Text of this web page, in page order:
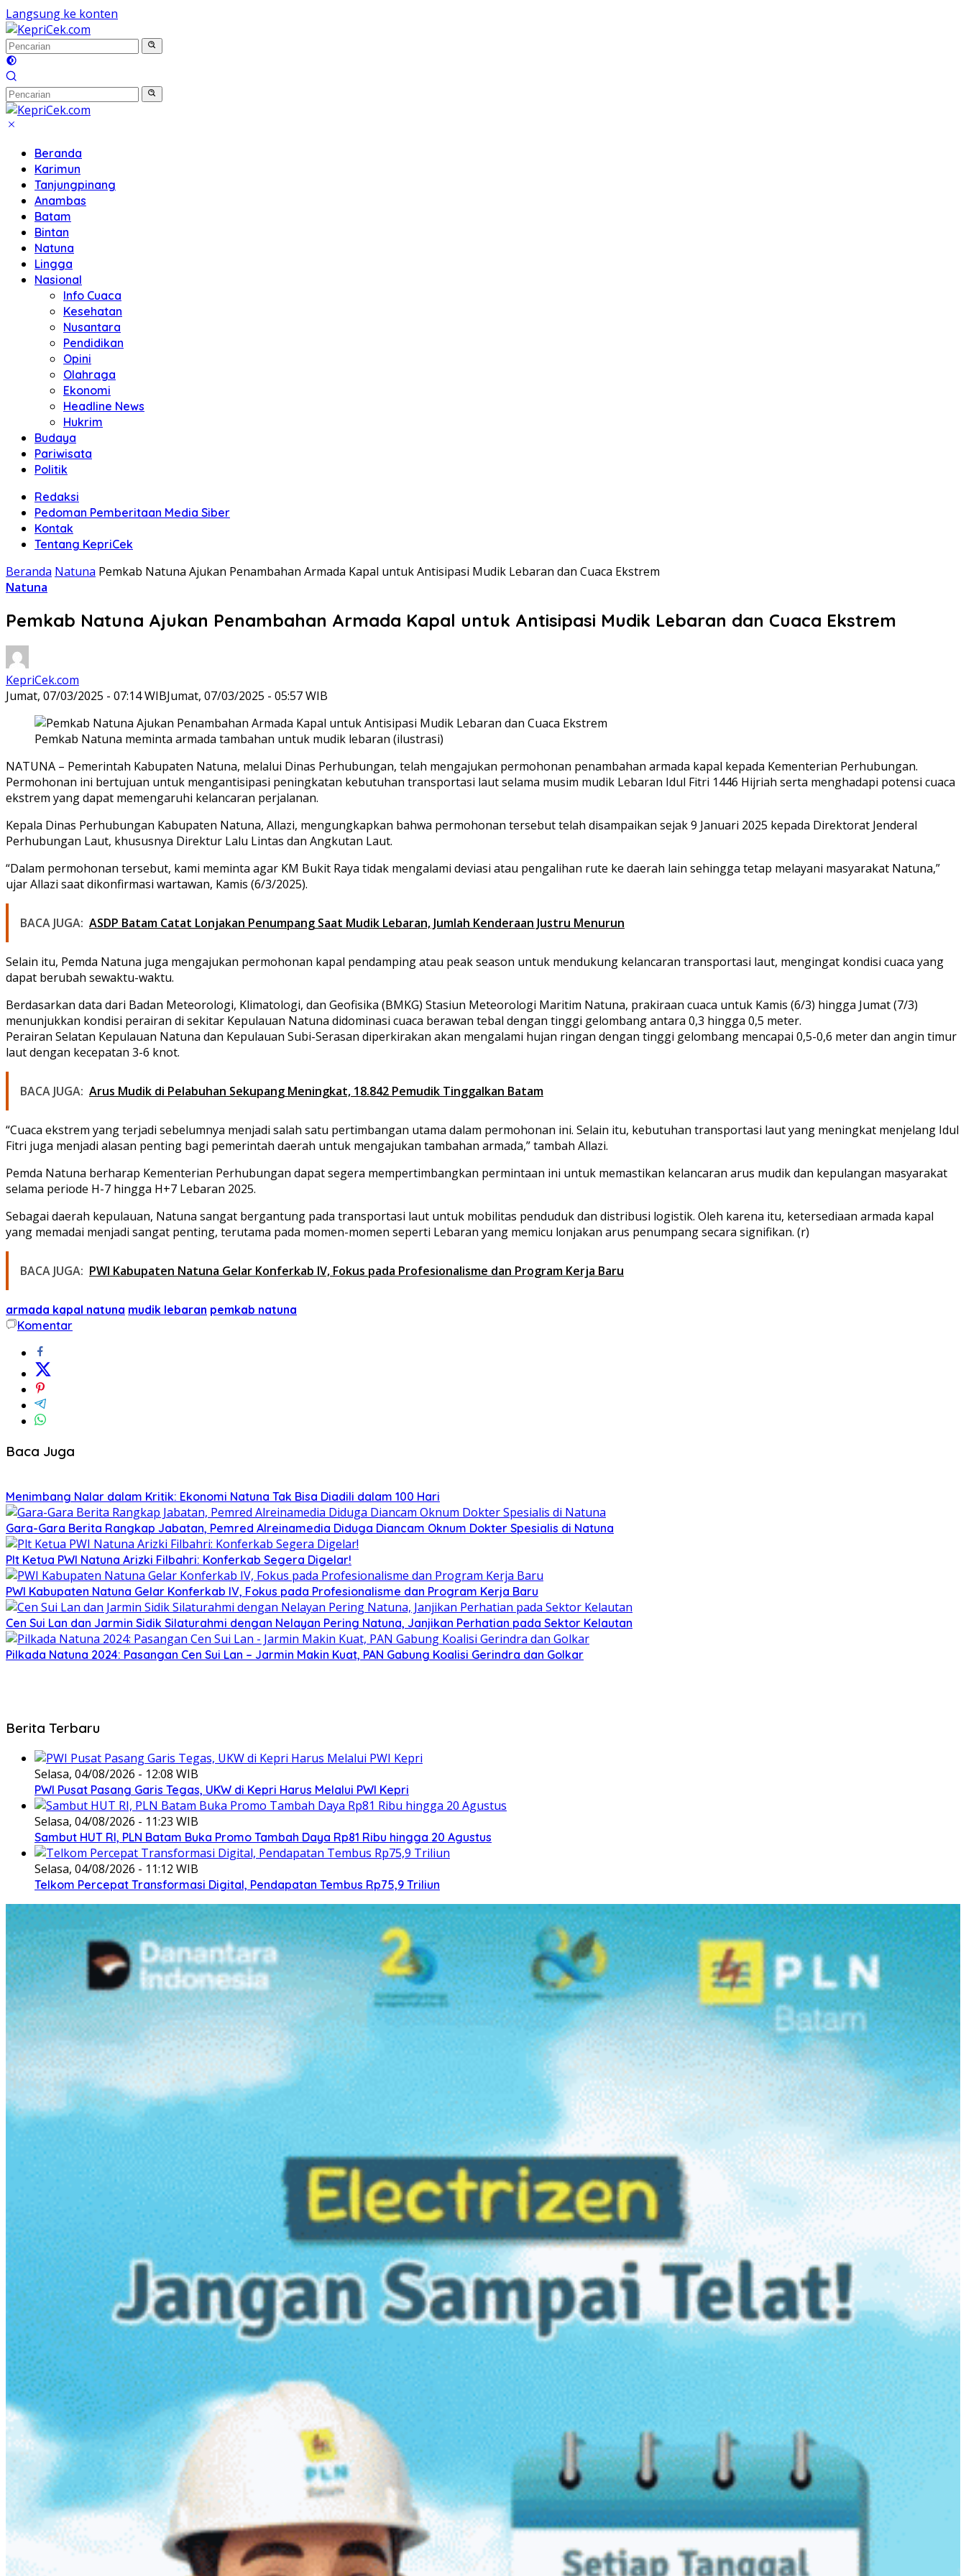
Langsung ke konten
Beranda
Karimun
Tanjungpinang
Anambas
Batam
Bintan
Natuna
Lingga
Nasional
Info Cuaca
Kesehatan
Nusantara
Pendidikan
Opini
Olahraga
Ekonomi
Headline News
Hukrim
Budaya
Pariwisata
Politik
Redaksi
Pedoman Pemberitaan Media Siber
Kontak
Tentang KepriCek
Beranda Natuna Pemkab Natuna Ajukan Penambahan Armada Kapal untuk Antisipasi Mudik Lebaran dan Cuaca Ekstrem
Natuna
Pemkab Natuna Ajukan Penambahan Armada Kapal untuk Antisipasi Mudik Lebaran dan Cuaca Ekstrem
KepriCek.com
Jumat, 07/03/2025 - 07:14 WIBJumat, 07/03/2025 - 05:57 WIB
Pemkab Natuna meminta armada tambahan untuk mudik lebaran (ilustrasi)
NATUNA – Pemerintah Kabupaten Natuna, melalui Dinas Perhubungan, telah mengajukan permohonan penambahan armada kapal kepada Kementerian Perhubungan.
Permohonan ini bertujuan untuk mengantisipasi peningkatan kebutuhan transportasi laut selama musim mudik Lebaran Idul Fitri 1446 Hijriah serta menghadapi potensi cuaca
ekstrem yang dapat memengaruhi kelancaran perjalanan.
Kepala Dinas Perhubungan Kabupaten Natuna, Allazi, mengungkapkan bahwa permohonan tersebut telah disampaikan sejak 9 Januari 2025 kepada Direktorat Jenderal
Perhubungan Laut, khususnya Direktur Lalu Lintas dan Angkutan Laut.
“Dalam permohonan tersebut, kami meminta agar KM Bukit Raya tidak mengalami deviasi atau pengalihan rute ke daerah lain sehingga tetap melayani masyarakat Natuna,”
ujar Allazi saat dikonfirmasi wartawan, Kamis (6/3/2025).
BACA JUGA: ASDP Batam Catat Lonjakan Penumpang Saat Mudik Lebaran, Jumlah Kenderaan Justru Menurun
Selain itu, Pemda Natuna juga mengajukan permohonan kapal pendamping atau peak season untuk mendukung kelancaran transportasi laut, mengingat kondisi cuaca yang
dapat berubah sewaktu-waktu.
Berdasarkan data dari Badan Meteorologi, Klimatologi, dan Geofisika (BMKG) Stasiun Meteorologi Maritim Natuna, prakiraan cuaca untuk Kamis (6/3) hingga Jumat (7/3)
menunjukkan kondisi perairan di sekitar Kepulauan Natuna didominasi cuaca berawan tebal dengan tinggi gelombang antara 0,3 hingga 0,5 meter.
Perairan Selatan Kepulauan Natuna dan Kepulauan Subi-Serasan diperkirakan akan mengalami hujan ringan dengan tinggi gelombang mencapai 0,5-0,6 meter dan angin timur
laut dengan kecepatan 3-6 knot.
BACA JUGA: Arus Mudik di Pelabuhan Sekupang Meningkat, 18.842 Pemudik Tinggalkan Batam
“Cuaca ekstrem yang terjadi sebelumnya menjadi salah satu pertimbangan utama dalam permohonan ini. Selain itu, kebutuhan transportasi laut yang meningkat menjelang Idul
Fitri juga menjadi alasan penting bagi pemerintah daerah untuk mengajukan tambahan armada,” tambah Allazi.
Pemda Natuna berharap Kementerian Perhubungan dapat segera mempertimbangkan permintaan ini untuk memastikan kelancaran arus mudik dan kepulangan masyarakat
selama periode H-7 hingga H+7 Lebaran 2025.
Sebagai daerah kepulauan, Natuna sangat bergantung pada transportasi laut untuk mobilitas penduduk dan distribusi logistik. Oleh karena itu, ketersediaan armada kapal
yang memadai menjadi sangat penting, terutama pada momen-momen seperti Lebaran yang memicu lonjakan arus penumpang secara signifikan. (r)
BACA JUGA: PWI Kabupaten Natuna Gelar Konferkab IV, Fokus pada Profesionalisme dan Program Kerja Baru
armada kapal natuna mudik lebaran pemkab natuna
Komentar
Baca Juga
Menimbang Nalar dalam Kritik: Ekonomi Natuna Tak Bisa Diadili dalam 100 Hari
Gara-Gara Berita Rangkap Jabatan, Pemred Alreinamedia Diduga Diancam Oknum Dokter Spesialis di Natuna
Plt Ketua PWI Natuna Arizki Filbahri: Konferkab Segera Digelar!
PWI Kabupaten Natuna Gelar Konferkab IV, Fokus pada Profesionalisme dan Program Kerja Baru
Cen Sui Lan dan Jarmin Sidik Silaturahmi dengan Nelayan Pering Natuna, Janjikan Perhatian pada Sektor Kelautan
Pilkada Natuna 2024: Pasangan Cen Sui Lan – Jarmin Makin Kuat, PAN Gabung Koalisi Gerindra dan Golkar
Berita Terbaru
Selasa, 04/08/2026 - 12:08 WIB
PWI Pusat Pasang Garis Tegas, UKW di Kepri Harus Melalui PWI Kepri
Selasa, 04/08/2026 - 11:23 WIB
Sambut HUT RI, PLN Batam Buka Promo Tambah Daya Rp81 Ribu hingga 20 Agustus
Selasa, 04/08/2026 - 11:12 WIB
Telkom Percepat Transformasi Digital, Pendapatan Tembus Rp75,9 Triliun